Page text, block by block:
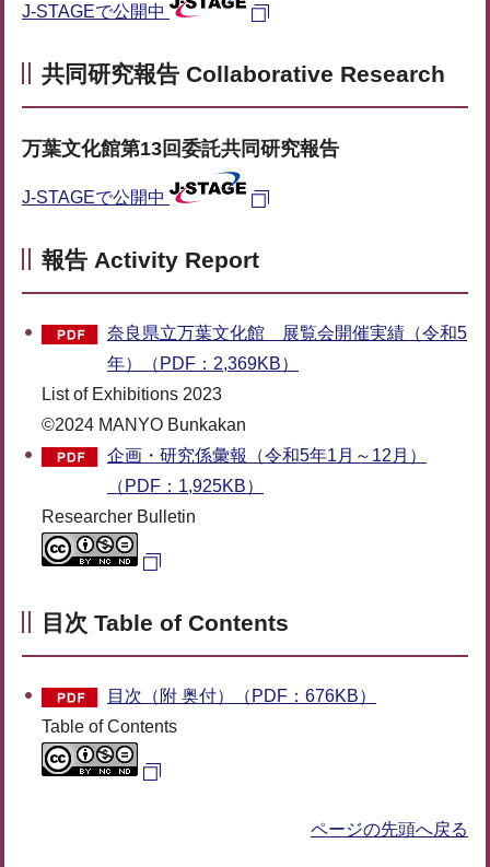
J-STAGEで公開中
共同研究報告 Collaborative Research
万葉文化館第13回委託共同研究報告
J-STAGEで公開中
報告 Activity Report
奈良県立万葉文化館 展覧会開催実績（令和5
年）（PDF：2,369KB）
List of Exhibitions 2023
©2024 MANYO Bunkakan
企画・研究係彙報（令和5年1月～12月）
（PDF：1,925KB）
Researcher Bulletin
目次 Table of Contents
目次（附 奥付）（PDF：676KB）
Table of Contents
ページの先頭へ戻る